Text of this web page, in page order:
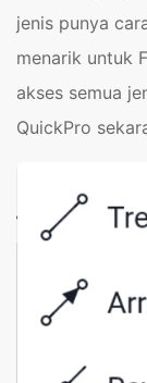
jenis punya
menarik untuk
akses semua
QuickPro